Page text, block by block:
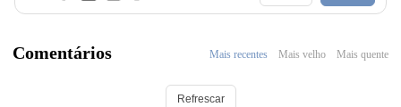
Comentários Mais recentes Mais velho Mais quente
Refrescar